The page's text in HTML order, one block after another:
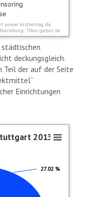
sowie kirchentag.de
11tes-gebot.de
städtischen
deckungsgleich.
Teil der auf der Seite
Einrichtungen
in
2013
27.02 %